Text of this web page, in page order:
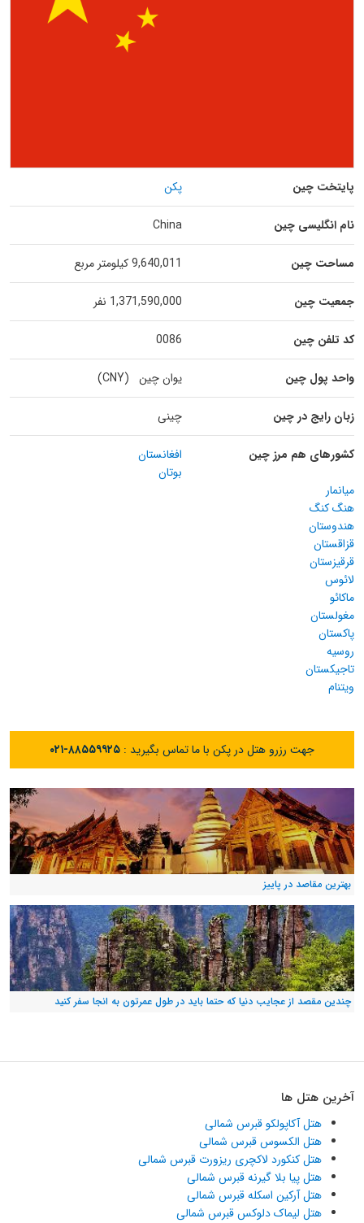
پایتخت چین پکن
نام انگلیسی چین China
مساحت چین 9,640,011 کیلومتر مربع
جمعیت چین 1,371,590,000 نفر
کد تلفن چین 0086
واحد پول چین یوان چین (CNY)
زبان رایج در چین چینی
کشورهای هم مرز چین
افغانستان
بوتان
میانمار
هنگ کنگ
هندوستان
قزاقستان
قرقیزستان
لائوس
ماکائو
مغولستان
پاکستان
روسیه
تاجیکستان
ویتنام
جهت رزرو هتل در پکن با ما تماس بگیرید : ۰۲۱-۸۸۵۵۹۹۲۵
بهترین مقاصد در پاییز
چندین مقصد از عجایب دنیا که حتما باید در طول عمرتون به انجا سفر کنید
آخرین هتل ها
هتل آکاپولکو قبرس شمالی
هتل الکسوس قبرس شمالی
هتل کنکورد لاکچری ریزورت قبرس شمالی
هتل پیا بلا گیرنه قبرس شمالی
هتل آرکین اسکله قبرس شمالی
هتل لیماک دلوکس قبرس شمالی